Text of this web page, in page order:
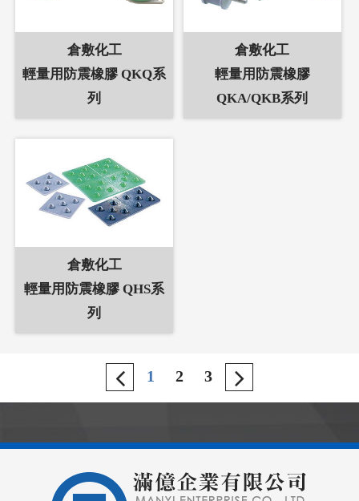
倉敷化工
輕量用防震橡膠 QKQ系
列
倉敷化工
輕量用防震橡膠
QKA/QKB系列
倉敷化工
輕量用防震橡膠 QHS系
列
1 2 3